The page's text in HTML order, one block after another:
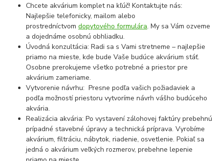
Chcete akvárium komplet na kľúč! Kontaktujte nás:
Najlepšie telefonicky, mailom alebo
prostredníctvomdopytového formulára. My sa Vám ozveme
a dojednáme osobnú obhliadku.
Úvodná konzultácia: Radi sa s Vami stretneme – najlepšie
priamo na mieste, kde bude Vaše budúce akvárium stáť.
Osobne prerokujeme všetko potrebné a priestor pre
akvárium zameriame.
Vytvorenie návrhu: Presne podľa vašich požiadaviek a
podľa možností priestoru vytvoríme návrh vášho budúceho
akvária.
Realizácia akvária: Po vystavení zálohovej faktúry prebehnú
prípadné stavebné úpravy a technická príprava. Vyrobíme
akvárium, filtráciu, nábytok, riadenie, osvetlenie. Pokiaľ sa
jedná o akvárium veľkých rozmerov, prebehne lepenie